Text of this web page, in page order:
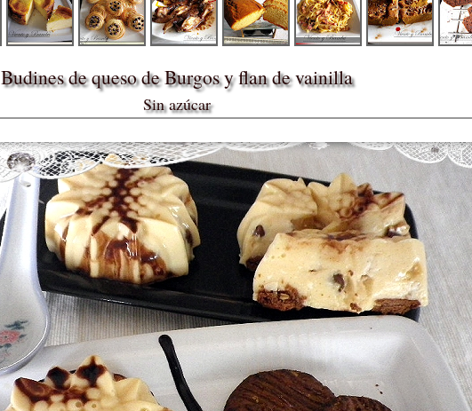
Budines de queso de Burgos y flan de vainilla
Sin azúcar